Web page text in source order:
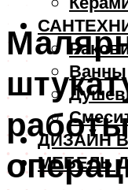
Ванны
ДИЗАЙН
МЕБЕЛЬ